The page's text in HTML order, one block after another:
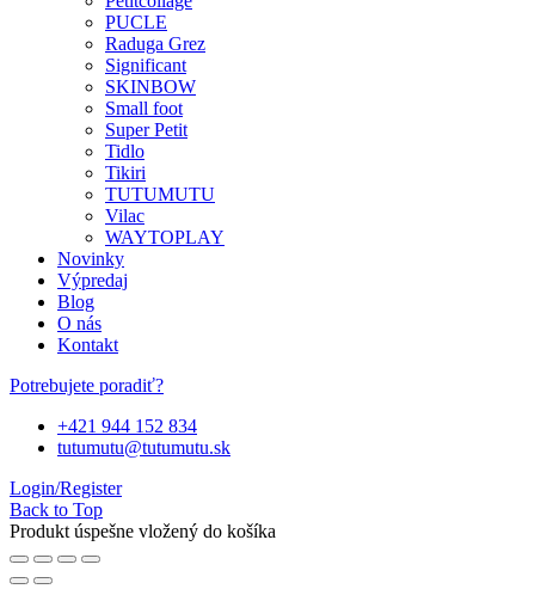
PUCLE
Raduga Grez
Significant
SKINBOW
Small foot
Super Petit
Tidlo
Tikiri
TUTUMUTU
Vilac
WAYTOPLAY
Novinky
Výpredaj
Blog
O nás
Kontakt
Potrebujete poradiť?
+421 944 152 834
tutumutu@tutumutu.sk
Login/Register
Back to Top
Produkt úspešne vložený do košíka